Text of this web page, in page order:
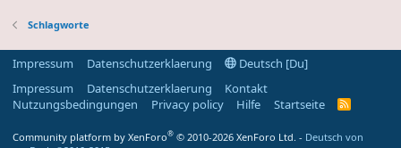
Schlagworte
Impressum Datenschutzerklaerung
Deutsch [Du]
Impressum
Datenschutzerklaerung
Kontakt
Nutzungsbedingungen
Privacy policy Hilfe Startseite
R
-
Community platform by XenForo® © 2010-2026 XenForo Ltd. - Deutsch von